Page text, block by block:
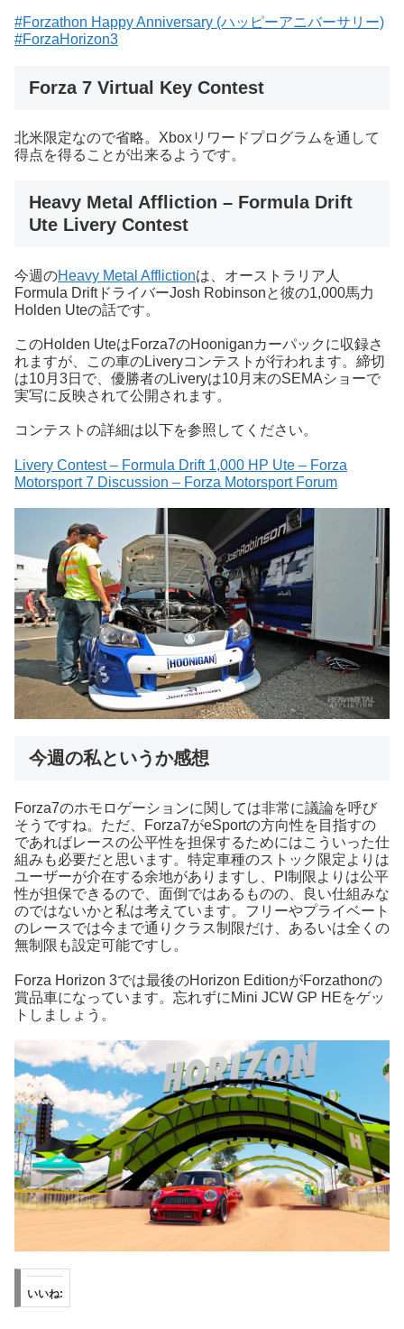
#Forzathon Happy Anniversary (ハッピーアニバーサリー)
#ForzaHorizon3
Forza 7 Virtual Key Contest
北米限定なので省略。Xboxリワードプログラムを通して
得点を得ることが出来るようです。
Heavy Metal Affliction – Formula Drift
Ute Livery Contest
今週のHeavy Metal Afflictionは、オーストラリア人
Formula DriftドライバーJosh Robinsonと彼の1,000馬力
Holden Uteの話です。
このHolden UteはForza7のHooniganカーパックに収録さ
れますが、この車のLiveryコンテストが行われます。締切
は10月3日で、優勝者のLiveryは10月末のSEMAショーで
実写に反映されて公開されます。
コンテストの詳細は以下を参照してください。
Livery Contest – Formula Drift 1,000 HP Ute – Forza
Motorsport 7 Discussion – Forza Motorsport Forum
今週の私というか感想
Forza7のホモロゲーションに関しては非常に議論を呼び
そうですね。ただ、Forza7がeSportの方向性を目指すの
であればレースの公平性を担保するためにはこういった仕
組みも必要だと思います。特定車種のストック限定よりは
ユーザーが介在する余地がありますし、PI制限よりは公平
性が担保できるので、面倒ではあるものの、良い仕組みな
のではないかと私は考えています。フリーやプライベート
のレースでは今まで通りクラス制限だけ、あるいは全くの
無制限も設定可能ですし。
Forza Horizon 3では最後のHorizon EditionがForzathonの
賞品車になっています。忘れずにMini JCW GP HEをゲッ
トしましょう。
いいね: